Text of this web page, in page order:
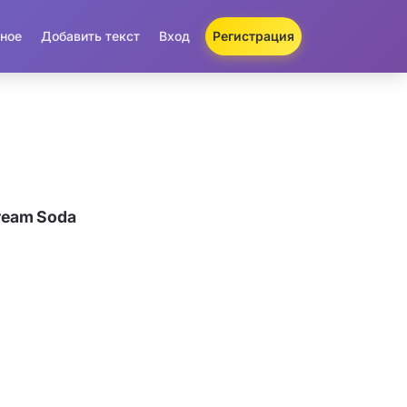
Добавить текст Вход Регистрация
Soda